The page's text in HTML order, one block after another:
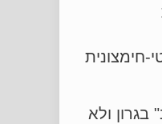
חימצונית
ולא